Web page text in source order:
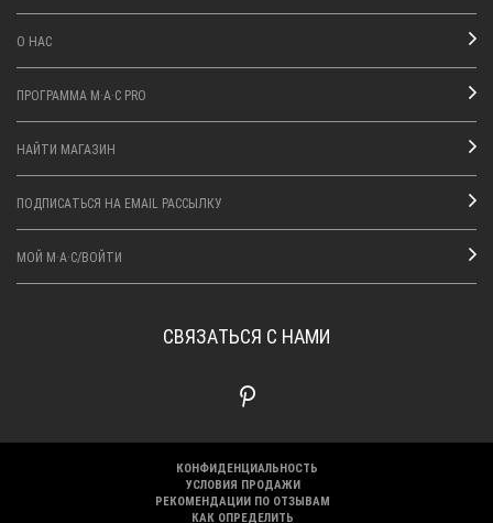
О НАС
ПРОГРАММА M·A·C PRO
НАЙТИ МАГАЗИН
ПОДПИСАТЬСЯ НА EMAIL РАССЫЛКУ
МОЙ M·A·C/ВОЙТИ
СВЯЗАТЬСЯ С НАМИ
КОНФИДЕНЦИАЛЬНОСТЬ
УСЛОВИЯ ПРОДАЖИ
РЕКОМЕНДАЦИИ ПО ОТЗЫВАМ
КАК ОПРЕДЕЛИТЬ